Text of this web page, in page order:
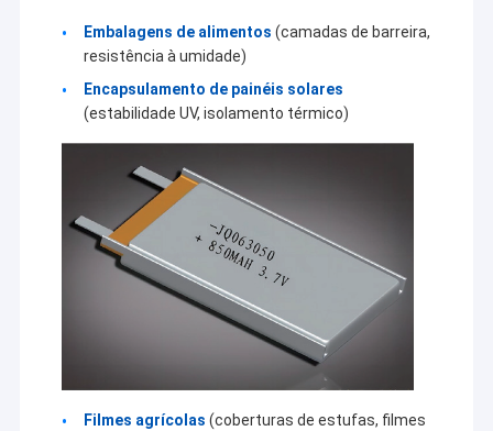
Embalagens de alimentos (camadas de barreira,
resistência à umidade)
Encapsulamento de painéis solares
(estabilidade UV, isolamento térmico)
Filmes agrícolas (coberturas de estufas, filmes